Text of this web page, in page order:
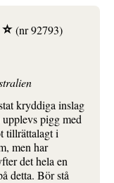
(nr 92793)
kryddiga inslag
pigg med
tillrättalagt i
men har
det hela en
detta. Bör stå